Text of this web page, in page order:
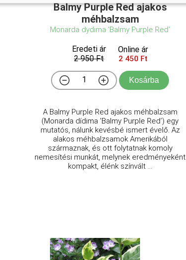
Balmy Purple Red ajakos
méhbalzsam
Monarda dydima 'Balmy Purple Red'
Eredeti ár
2 950 Ft
Online ár
2 450 Ft
Kosárba
A Balmy Purple Red ajakos méhbalzsam
(Monarda dídima ’Balmy Purple Red’) egy
mutatós, nálunk kevésbé ismert évelő. Az
alakos méhbalzsamok Amerikából
származnak, és ott folytatnak komoly
nemesítési munkát, melynek eredményeként
kompakt, élénk színvált ...